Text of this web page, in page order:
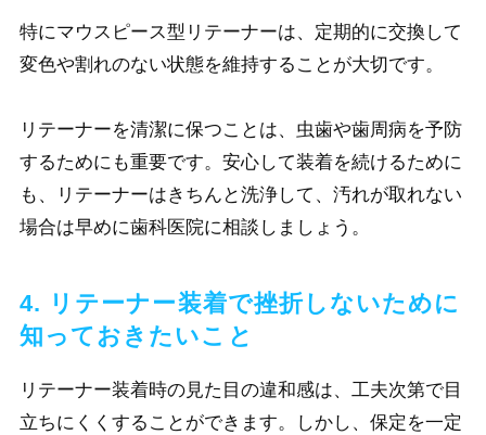
特にマウスピース型リテーナーは、定期的に交換して
変色や割れのない状態を維持することが大切です。
リテーナーを清潔に保つことは、虫歯や歯周病を予防
するためにも重要です。安心して装着を続けるために
も、リテーナーはきちんと洗浄して、汚れが取れない
場合は早めに歯科医院に相談しましょう。
4. リテーナー装着で挫折しないために
知っておきたいこと
リテーナー装着時の見た目の違和感は、工夫次第で目
立ちにくくすることができます。しかし、保定を一定